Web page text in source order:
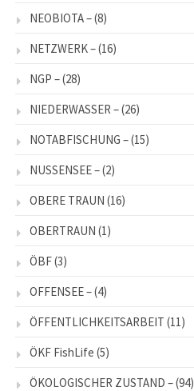
NEOBIOTA –(8)
NETZWERK –(16)
NGP –(28)
NIEDERWASSER –(26)
NOTABFISCHUNG –(15)
NUSSENSEE –(2)
OBERE TRAUN (16)
OBERTRAUN (1)
ÖBF(3)
OFFENSEE –(4)
ÖFFENTLICHKEITSARBEIT (11)
ÖKF FishLife (5)
ÖKOLOGISCHER ZUSTAND –(94)